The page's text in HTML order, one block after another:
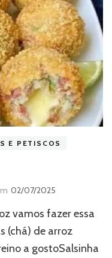
E PETISCOS
02/07/2025
vamos fazer essa
(chá) de arroz
a gostoSalsinha